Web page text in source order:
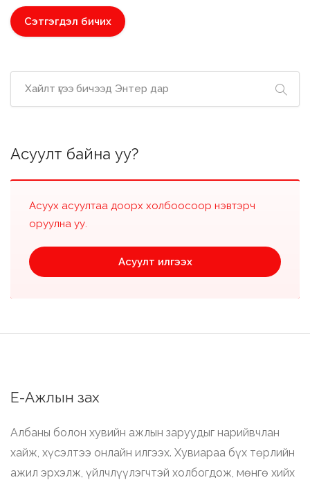
Асуулт байна уу?
Асуух асуултаа доорх холбоосоор нэвтэрч
оруулна уу.
Асуулт илгээх
Е-Ажлын зах
Албаны болон хувийн ажлын заруудыг нарийвчлан
хайж, хүсэлтээ онлайн илгээх. Хувиараа бүх төрлийн
ажил эрхэлж, үйлчлүүлэгчтэй холбогдож, мөнгө хийх